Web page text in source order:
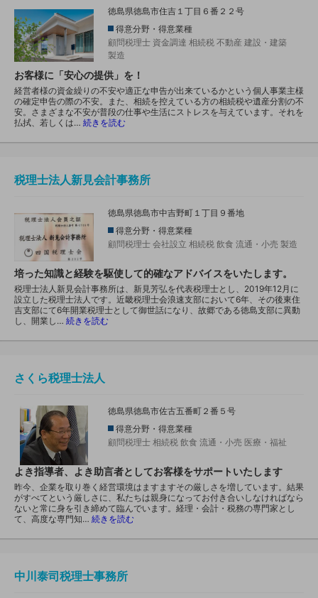
徳島県徳島市住吉１丁目６番２２号
得意分野・得意業種
顧問税理士 資金調達 相続税 不動産 建設・建築
製造
お客様に「安心の提供」を！
経営者様の資金繰りの不安や適正な申告が出来ているかという個人事業主様
の確定申告の際の不安。また、相続を控えている方の相続税や遺産分割の不
安。さまざまな不安が普段の仕事や生活にストレスを与えています。それを
払拭、若しくは… 続きを読む
税理士法人新見会計事務所
徳島県徳島市中吉野町１丁目９番地
得意分野・得意業種
顧問税理士 会社設立 相続税 飲食 流通・小売 製造
培った知識と経験を駆使して的確なアドバイスをいたします。
税理士法人新見会計事務所は、新見芳弘を代表税理士とし、2019年12月に
設立した税理士法人です。近畿税理士会浪速支部において6年、その後東住
吉支部にて6年開業税理士として御世話になり、故郷である徳島支部に異動
し、開業し… 続きを読む
さくら税理士法人
徳島県徳島市佐古五番町２番５号
得意分野・得意業種
顧問税理士 相続税 飲食 流通・小売 医療・福祉
よき指導者、よき助言者としてお客様をサポートいたします
昨今、企業を取り巻く経営環境はますますその厳しさを増しています。結果
がすべてという厳しさに、私たちは親身になってお付き合いしなければなら
ないと常に身を引き締めて臨んでいます。経理・会計・税務の専門家とし
て、高度な専門知… 続きを読む
中川泰司税理士事務所